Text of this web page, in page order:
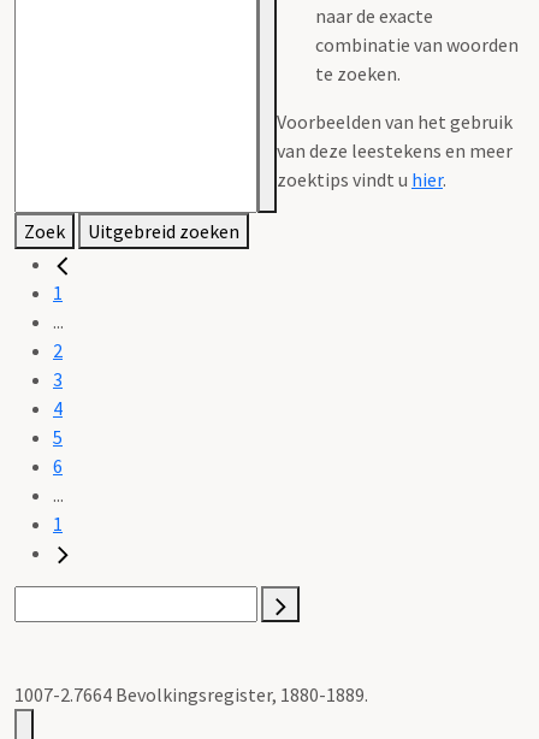
naar de exacte
combinatie van woorden
te zoeken.
Voorbeelden van het gebruik
van deze leestekens en meer
zoektips vindt u hier.
Zoek Uitgebreid zoeken
1
...
2
3
4
5
6
...
1
1007-2.7664 Bevolkingsregister, 1880-1889.